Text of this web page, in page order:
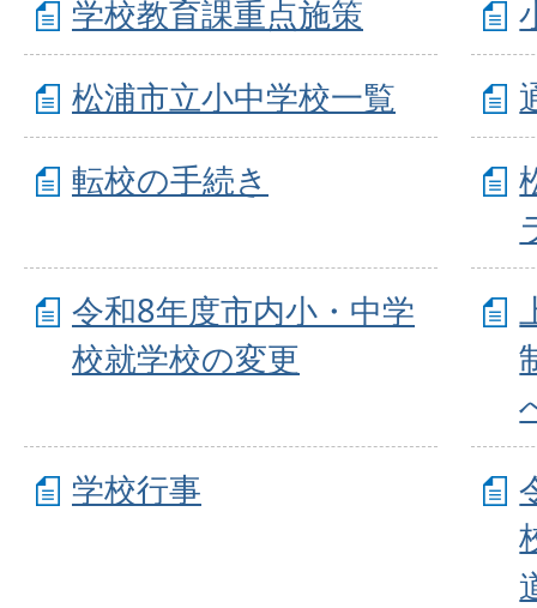
学校教育課重点施策
松浦市立小中学校一覧
転校の手続き
令和8年度市内小・中学
校就学校の変更
学校行事